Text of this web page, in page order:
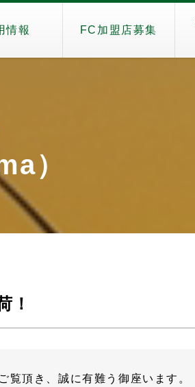
情報 FC加盟店募集
）
！
覧頂き、誠に有難う御座います。